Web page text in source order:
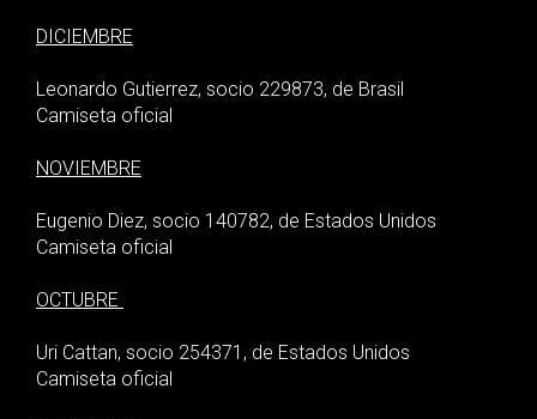
DICIEMBRE
Leonardo Gutierrez, socio 229873, de Brasil
Camiseta oficial
NOVIEMBRE
Eugenio Diez, socio 140782, de Estados Unidos
Camiseta oficial
OCTUBRE
Uri Cattan, socio 254371, de Estados Unidos
Camiseta oficial